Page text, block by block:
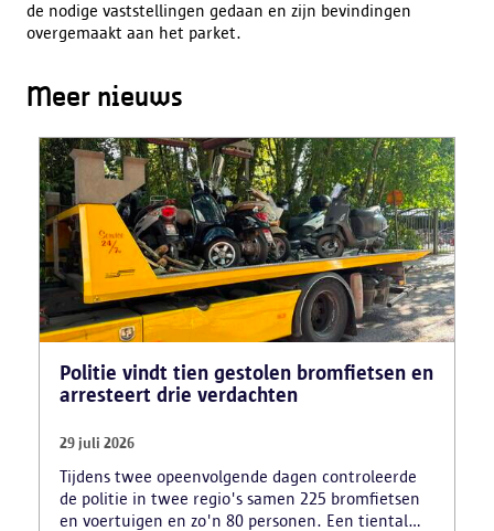
de nodige vaststellingen gedaan en zijn bevindingen
overgemaakt aan het parket.
Meer nieuws
Politie vindt tien gestolen bromfietsen en
arresteert drie verdachten
29 juli 2026
Tijdens twee opeenvolgende dagen controleerde
de politie in twee regio's samen 225 bromfietsen
en voertuigen en zo'n 80 personen. Een tiental